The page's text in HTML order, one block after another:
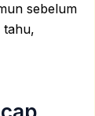
sebelum
tahu,